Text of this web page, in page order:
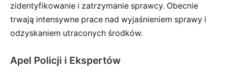
zidentyfikowanie i zatrzymanie sprawcy. Obecnie
trwają intensywne prace nad wyjaśnieniem sprawy i
odzyskaniem utraconych środków.
Apel Policji i Ekspertów